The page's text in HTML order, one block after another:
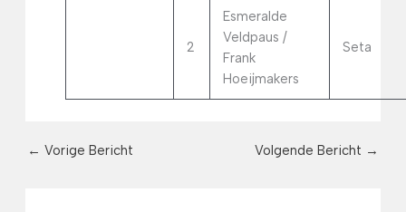
2
Esmeralde
Veldpaus /
Frank
Hoeijmakers
Seta
← Vorige Bericht Volgende Bericht →